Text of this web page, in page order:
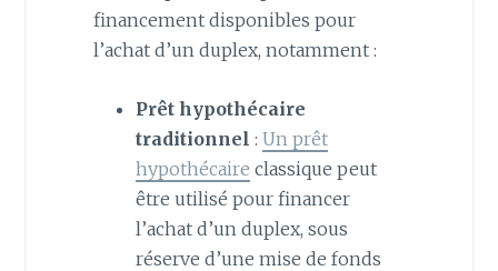
financement disponibles pour
l’achat d’un duplex, notamment :
Prêt hypothécaire
traditionnel : Un prêt
hypothécaire classique peut
être utilisé pour financer
l’achat d’un duplex, sous
réserve d’une mise de fonds